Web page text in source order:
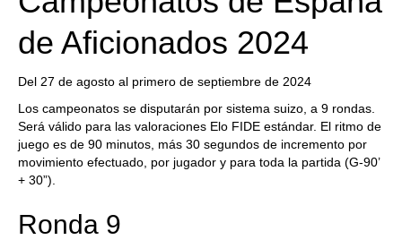
de Aficionados 2024
Del 27 de agosto al primero de septiembre de 2024
Los campeonatos se disputarán por sistema suizo, a 9 rondas.
Será válido para las valoraciones Elo FIDE estándar. El ritmo de
juego es de 90 minutos, más 30 segundos de incremento por
movimiento efectuado, por jugador y para toda la partida (G-90’
+ 30”).
Ronda 9